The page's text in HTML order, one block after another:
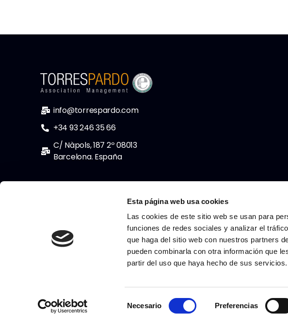
Esta página web usa cookies
Las cookies de este sitio web se usan para
funciones de redes sociales y analizar el
que haga del sitio web con nuestros partners
pueden combinarla con otra información que
partir del uso que haya hecho de sus servicios.
Necesario Preferencias
info@torrespardo.com
+34 93 246 35 66
C/ Nàpols, 187 2º 08013
Barcelona. España
© 2022 Todos los derechos reservados